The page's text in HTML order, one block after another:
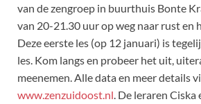
van de zengroep in buurthuis Bonte
van 20-21.30 uur op weg naar rust en
Deze eerste les (op 12 januari) is
les. Kom langs en probeer het uit,
meenemen. Alle data en meer details
www.zenzuidoost.nl . De leraren